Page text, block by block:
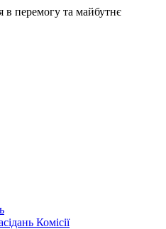
в перемогу та майбутнє
Комісії